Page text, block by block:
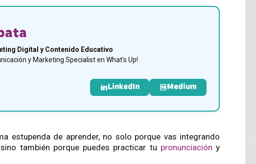
Digital y Contenido Educativo
y Marketing Specialist en What’s Up!
LinkedIn Medium
estupenda de aprender, no solo porque vas integrando
también porque puedes practicar tu pronunciación y